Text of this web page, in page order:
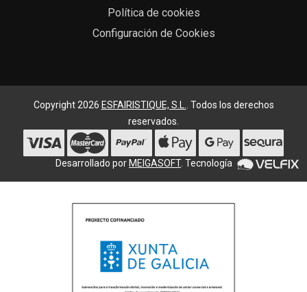
Política de cookies
Configuración de Cookies
Copyright 2026 ESFAIRISTIQUE, S.L.
. Todos los derechos
reservados.
Desarrollado por MEIGASOFT. Tecnología